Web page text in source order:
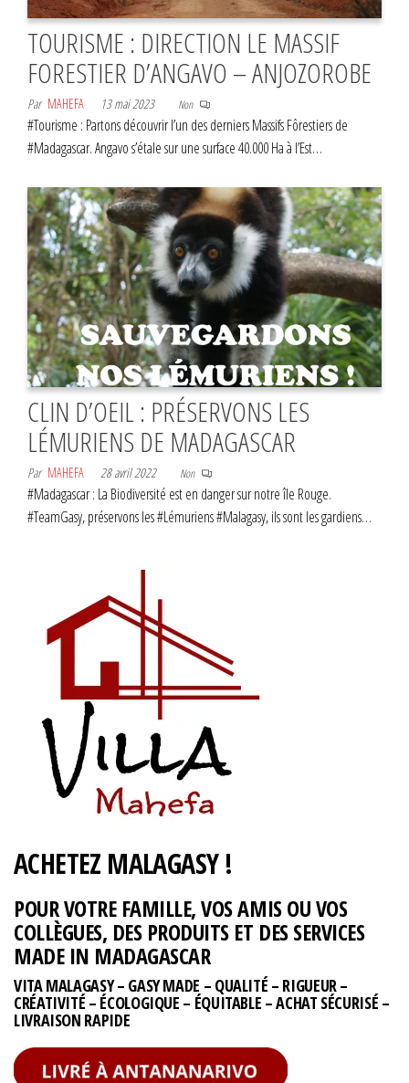
TOURISME : DIRECTION LE MASSIF
FORESTIER D’ANGAVO – ANJOZOROBE
Par MAHEFA 13 mai 2023 Non
#Tourisme : Partons découvrir l’un des derniers Massifs Fôrestiers de
#Madagascar. Angavo s’étale sur une surface 40.000 Ha à l’Est…
CLIN D’OEIL : PRÉSERVONS LES
LÉMURIENS DE MADAGASCAR
Par MAHEFA 28 avril 2022 Non
#Madagascar : La Biodiversité est en danger sur notre île Rouge.
#TeamGasy, préservons les #Lémuriens #Malagasy, ils sont les gardiens…
ACHETEZ MALAGASY !
POUR VOTRE FAMILLE, VOS AMIS OU VOS
COLLÈGUES, DES PRODUITS ET DES SERVICES
MADE IN MADAGASCAR
VITA MALAGASY – GASY MADE – QUALITÉ – RIGUEUR –
CRÉATIVITÉ – ÉCOLOGIQUE – ÉQUITABLE – ACHAT SÉCURISÉ –
LIVRAISON RAPIDE